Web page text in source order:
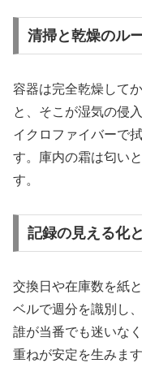
清掃と乾燥のル
容器は完全乾燥して
と、そこが湿気の侵
イクロファイバーで
す。庫内の霜は匂い
す。
記録の見える化
交換日や在庫数を紙
ベルで週分を識別し
誰が当番でも迷いな
重ねが安定を生みます